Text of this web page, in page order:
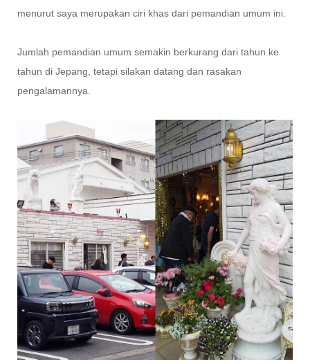
menurut saya merupakan ciri khas dari pemandian umum ini.
Jumlah pemandian umum semakin berkurang dari tahun ke
tahun di Jepang, tetapi silakan datang dan rasakan
pengalamannya.